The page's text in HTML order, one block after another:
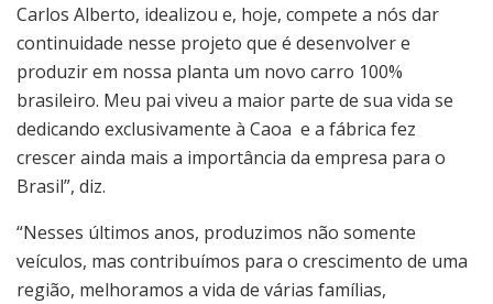
Carlos Alberto, idealizou e, hoje, compete a nós dar
continuidade nesse projeto que é desenvolver e
produzir em nossa planta um novo carro 100%
brasileiro. Meu pai viveu a maior parte de sua vida se
dedicando exclusivamente à Caoa e a fábrica fez
crescer ainda mais a importância da empresa para o
Brasil”, diz.
“Nesses últimos anos, produzimos não somente
veículos, mas contribuímos para o crescimento de uma
região, melhoramos a vida de várias famílias,